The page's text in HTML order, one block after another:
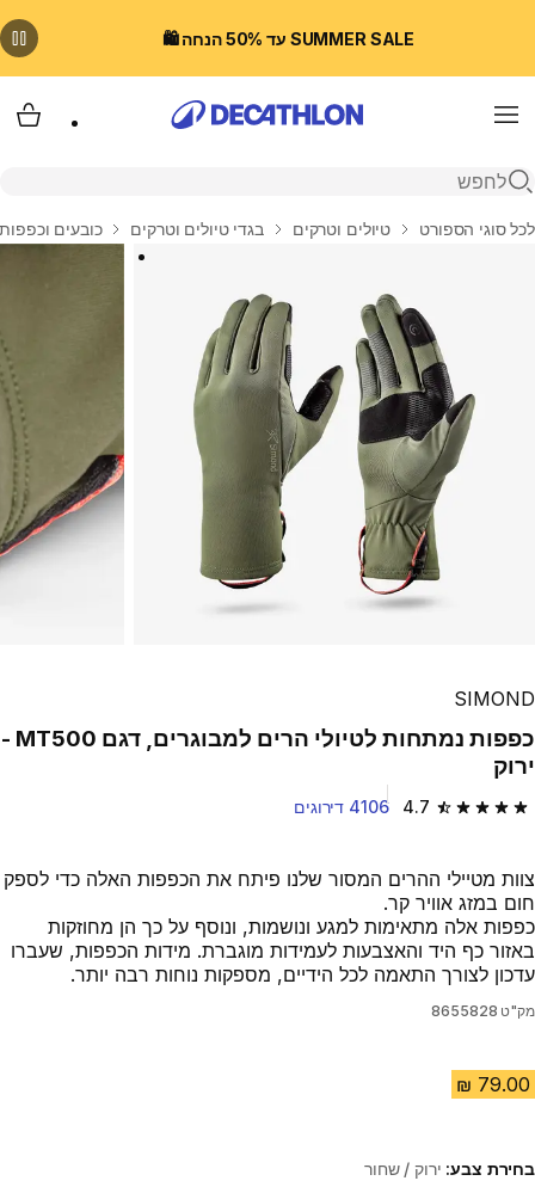
SUMMER SALE עד 50% הנחה 🛍️
Menu
פתיחת חיפוש
בית
לכל סוגי הספורט טיולים וטרקים בגדי טיולים וטרקים כובעים
SIMOND
כפפות נמתחות לטיולי הרים למבוגרים, דגם MT500 -
ירוק
4.7 4.7 out of 5 stars from 4106 reviews 4106 דירוגים
צוות מטיילי ההרים המסור שלנו פיתח את הכפפות האלה כדי לספק
חום במזג אוויר קר.
כפפות אלה מתאימות למגע ונושמות, ונוסף על כך הן מחוזקות
באזור כף היד והאצבעות לעמידות מוגברת. מידות הכפפות, שעברו
עדכון לצורך התאמה לכל הידיים, מספקות נוחות רבה יותר.
מק"ט 8655828
בחירת צבע: ירוק / שחור